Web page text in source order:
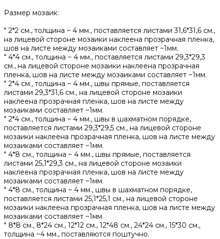
Размер мозаик:
" 2*2 см., толщина ~ 4 мм., поставляется листами 31,6*31,6 см.,
на лицевой стороне мозаики наклеена прозрачная пленка,
шов на листе между мозаиками составляет ~1мм.
" 4*4 см., толщина ~ 4 мм., поставляется листами 29,3*29,3
см., на лицевой стороне мозаики наклеена прозрачная
пленка, шов на листе между мозаиками составляет ~1мм.
" 2*4 см., толщина ~ 4 мм., швы прямые, поставляется
листами 29,3*31,6 см., на лицевой стороне мозаики
наклеена прозрачная пленка, шов на листе между
мозаиками составляет ~1мм.
" 2*4 см., толщина ~ 4 мм., швы в шахматном порядке,
поставляется листами 29,3*29,5 см., на лицевой стороне
мозаики наклеена прозрачная пленка, шов на листе между
мозаиками составляет ~1мм.
" 4*8 см., толщина ~ 4 мм., швы прямые, поставляется
листами 25,1*29,3 см., на лицевой стороне мозаики
наклеена прозрачная пленка, шов на листе между
мозаиками составляет ~1мм.
" 4*8 см., толщина ~ 4 мм., швы в шахматном порядке,
поставляется листами 25,1*25,1 см., на лицевой стороне
мозаики наклеена прозрачная пленка, шов на листе между
мозаиками составляет ~1мм.
" 8*8 см., 8*24 см., 12*12 см., 12*48 см., 24*24 см., 15*30 см.,
толщина ~4 мм., поставляются поштучно.